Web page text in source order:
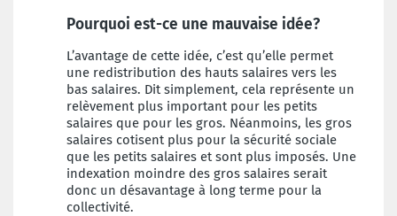
Pourquoi est-ce une mauvaise idée?
L’avantage de cette idée, c’est qu’elle permet
une redistribution des hauts salaires vers les
bas salaires. Dit simplement, cela représente un
relèvement plus important pour les petits
salaires que pour les gros. Néanmoins, les gros
salaires cotisent plus pour la sécurité sociale
que les petits salaires et sont plus imposés. Une
indexation moindre des gros salaires serait
donc un désavantage à long terme pour la
collectivité.